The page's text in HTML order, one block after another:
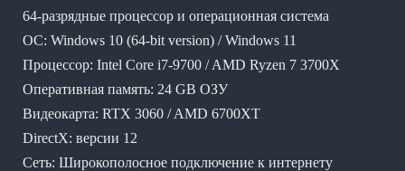
64-разрядные процессор и операционная система
ОС: Windows 10 (64-bit version) / Windows 11
Процессор: Intel Core i7-9700 / AMD Ryzen 7 3700X
Оперативная память: 24 GB ОЗУ
Видеокарта: RTX 3060 / AMD 6700XT
DirectX: версии 12
Сеть: Широкополосное подключение к интернету